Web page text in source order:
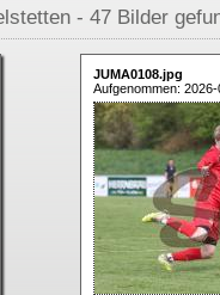
- 47 Bilder
JUMA0108.jpg
Aufgenommen: